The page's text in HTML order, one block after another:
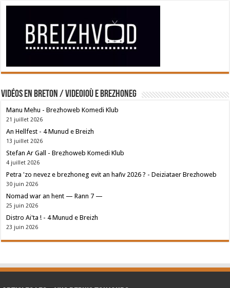
Vidéos en breton / Videoioù e brezhoneg
Manu Mehu - Brezhoweb Komedi Klub
21 juillet 2026
An Hellfest - 4 Munud e Breizh
13 juillet 2026
Stefan Ar Gall - Brezhoweb Komedi Klub
4 juillet 2026
Petra 'zo nevez e brezhoneg evit an hañv 2026 ? - Deiziataer Brezhoweb
30 juin 2026
Nomad war an hent — Rann 7 —
25 juin 2026
Distro Ai'ta ! - 4 Munud e Breizh
23 juin 2026